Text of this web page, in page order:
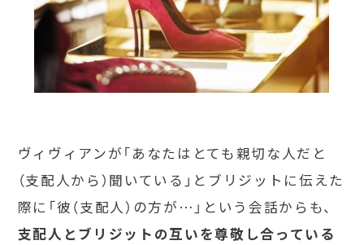
ヴィヴィアンが「あなたはとても親切な人だと
（支配人から）聞いている」とブリジットに伝えた
際に「彼（支配人）の方が…」という会話からも、
支配人とブリジットの互いを尊敬し合っている